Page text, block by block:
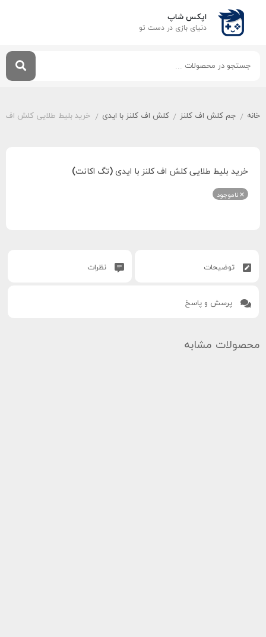
اپکس شاپ
دنیای بازی‌ در دست تو
خانه / جم کلش اف کلنز / کلش اف کلنز با ایدی / خرید بلیط طلایی کلش اف
خرید بلیط طلایی کلش اف کلنز با ایدی (تگ اکانت)
ناموجود
توضیحات نظرات
پرسش و پاسخ
محصولات مشابه